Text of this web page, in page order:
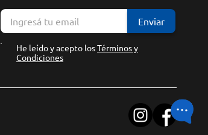
Enviar
He leído y acepto losTérminos y
Condiciones